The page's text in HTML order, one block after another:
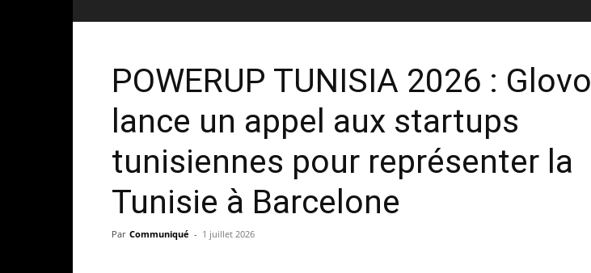
POWERUP TUNISIA 2026 : Glovo
lance un appel aux startups
tunisiennes pour représenter la
Tunisie à Barcelone
Par Communiqué - 1 juillet 2026